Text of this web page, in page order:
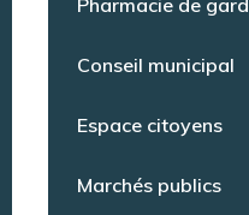
Pharmacie de garde
Conseil municipal
Espace citoyens
Marchés publics